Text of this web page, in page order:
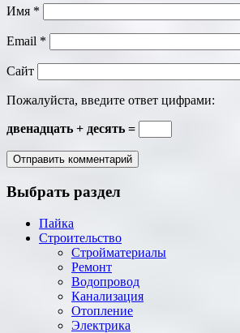
Имя *
Email *
Сайт
Пожалуйста, введите ответ цифрами:
двенадцать + десять =
Выбрать раздел
Пайка
Строительство
Стройматериалы
Ремонт
Водопровод
Канализация
Отопление
Электрика